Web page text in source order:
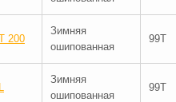
200
Зимняя
ошипованная
99T
Зимняя
ошипованная
99T